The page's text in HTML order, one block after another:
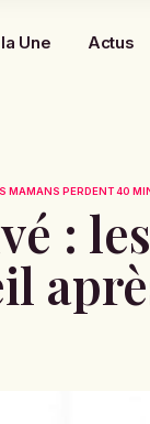
Une Actus
MAMANS PERDENT 40
: